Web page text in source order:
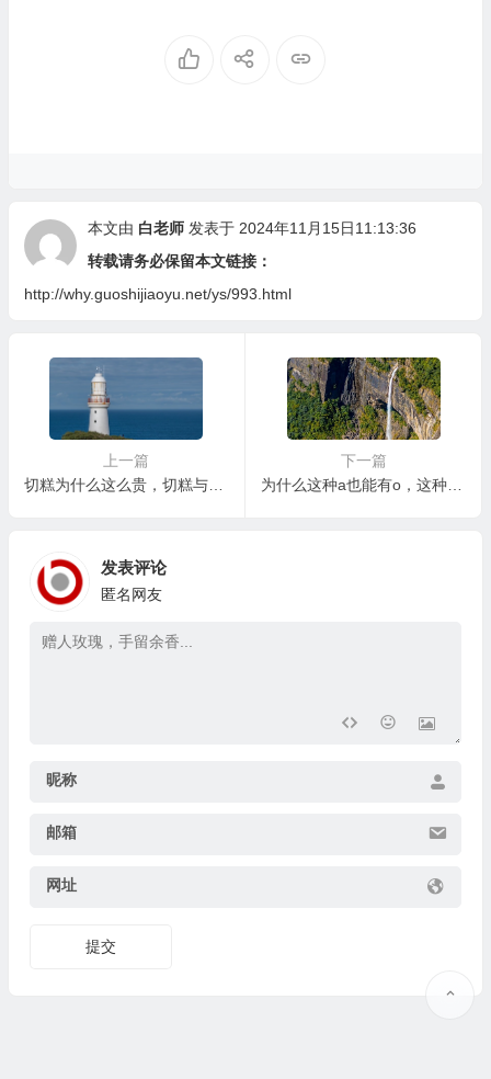
本文由 白老师发表于 2024年11月15日11:13:36
转载请务必保留本文链接：
http://why.guoshijiaoyu.net/ys/993.html
上一篇
切糕为什么这么贵，切糕与文化
下一篇
为什么这种a也能有o，这种“a”与“o”的奇妙结合
发表评论
匿名网友
昵称
邮箱
网址
提交